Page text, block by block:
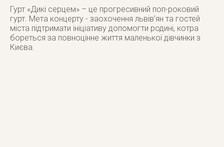
Гурт «Дикі серцем» – це прогресивний поп-роковий
гурт. Мета концерту - заохочення львів’ян та гостей
міста підтримати ініціативу допомогти родині, котра
бореться за повноцінне життя маленької дівчинки з
Києва.